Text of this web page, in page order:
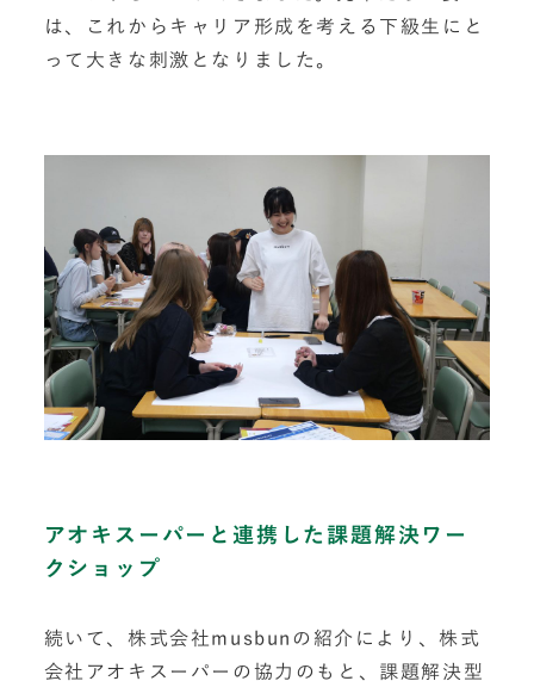
は、これからキャリア形成を考える下級生にと
って大きな刺激となりました。
アオキスーパーと連携した課題解決ワー
クショップ
続いて、株式会社musbunの紹介により、株式
会社アオキスーパーの協力のもと、課題解決型